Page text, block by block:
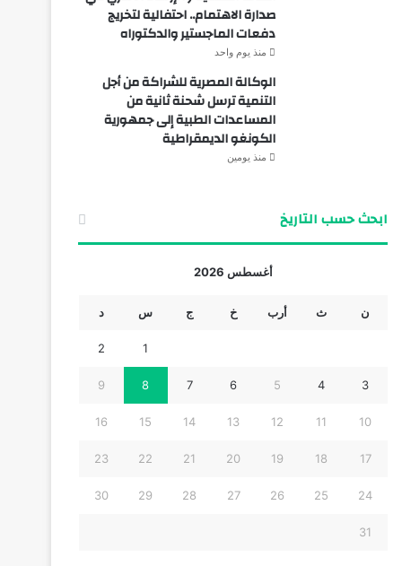
صدارة الاهتمام.. احتفالية لتخريج
دفعات الماجستير والدكتوراه
منذ يوم واحد
الوكالة المصرية للشراكة من أجل
التنمية ترسل شحنة ثانية من
المساعدات الطبية إلى جمهورية
الكونغو الديمقراطية
منذ يومين
ابحث حسب التاريخ
أغسطس 2026
ن ث أرب خ ج س د
1
2
3
4
5
6
7
8
9
10
11
12
13
14
15
16
17
18
19
20
21
22
23
24
25
26
27
28
29
30
31